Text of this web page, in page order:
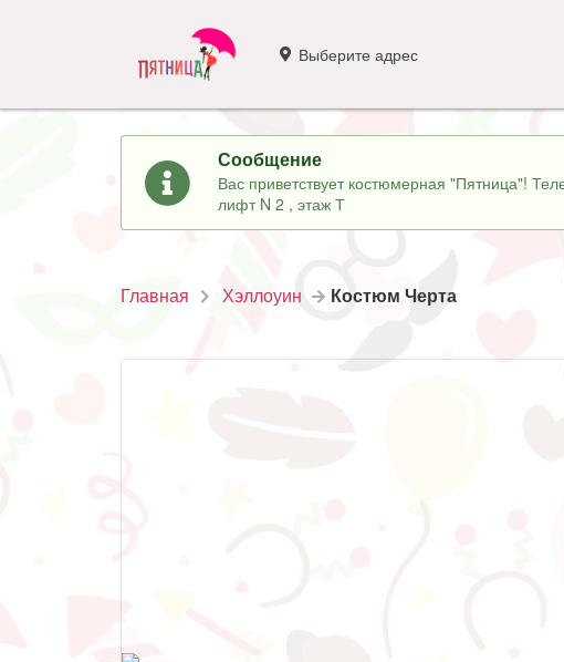
Выберите адрес
Сообщение
Вас приветствует костюмерная "Пятница"!
лифт N 2 , этаж Т
Главная Хэллоуин Костюм Черта